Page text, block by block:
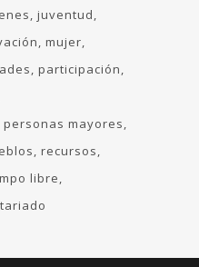
juventud
mujer
participación
personas mayores
recursos
libre